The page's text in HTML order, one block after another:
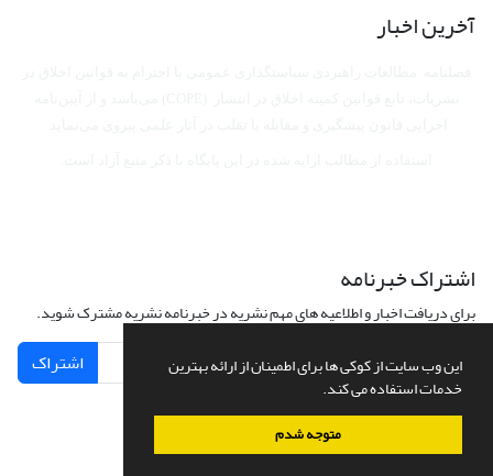
این وب سایت از کوکی ها برای اطمینان از ارائه بهترین
خدمات استفاده می کند.
متوجه شدم
آخرین اخبار
اشتراک خبرنامه
برای دریافت اخبار و اطلاعیه های مهم نشریه در خبرنامه نشریه مشترک شوید.
اشتراک
سامانه مدیریت نشریات علمی.طراحی و پیاده سازی ازسیناوب